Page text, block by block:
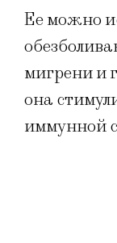
Ее можно
мигрени и
она
иммунной